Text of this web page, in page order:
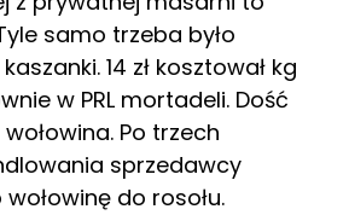
samo trzeba było
14 zł kosztował kg
w PRL mortadeli. Dość
Po trzech
sprzedawcy
do rosołu.